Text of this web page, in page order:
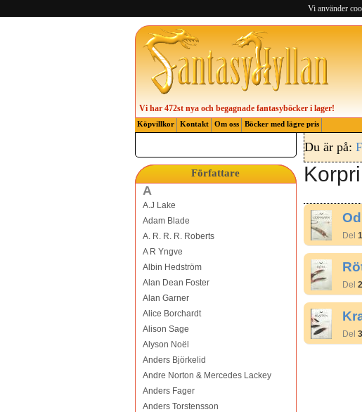
Vi använder
Vi har 472st nya och begagnade fantasyböcker i lager!
Köpvillkor Kontakt Om oss Böcker med lägre pris
Författare
A
A.J Lake
Adam Blade
A. R. R. R. Roberts
A R Yngve
Albin Hedström
Alan Dean Foster
Alan Garner
Alice Borchardt
Alison Sage
Alyson Noël
Anders Björkelid
Andre Norton & Mercedes Lackey
Anders Fager
Anders Torstensson
Du är på:
Del
Del
Del